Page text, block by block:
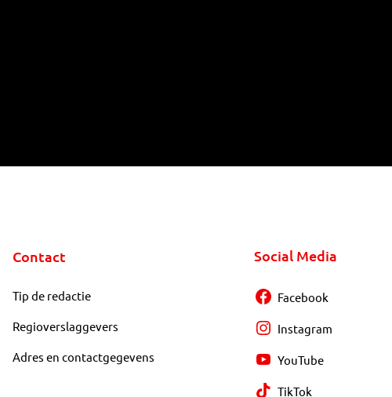
Contact
Tip de redactie
Regioverslaggevers
Adres en contactgegevens
Social Media
Facebook
Instagram
YouTube
TikTok